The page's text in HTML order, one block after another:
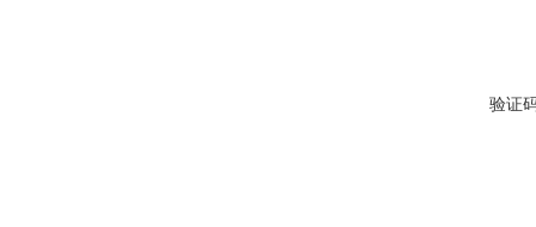
验证